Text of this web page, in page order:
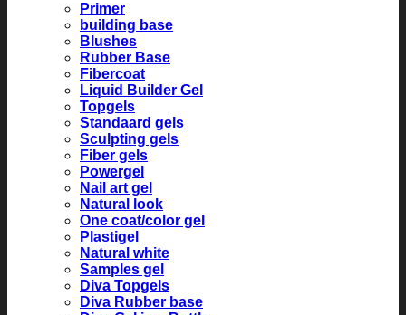
Primer
building base
Blushes
Rubber Base
Fibercoat
Liquid Builder Gel
Topgels
Standaard gels
Sculpting gels
Fiber gels
Powergel
Nail art gel
Natural look
One coat/color gel
Plastigel
Natural white
Samples gel
Diva Topgels
Diva Rubber base